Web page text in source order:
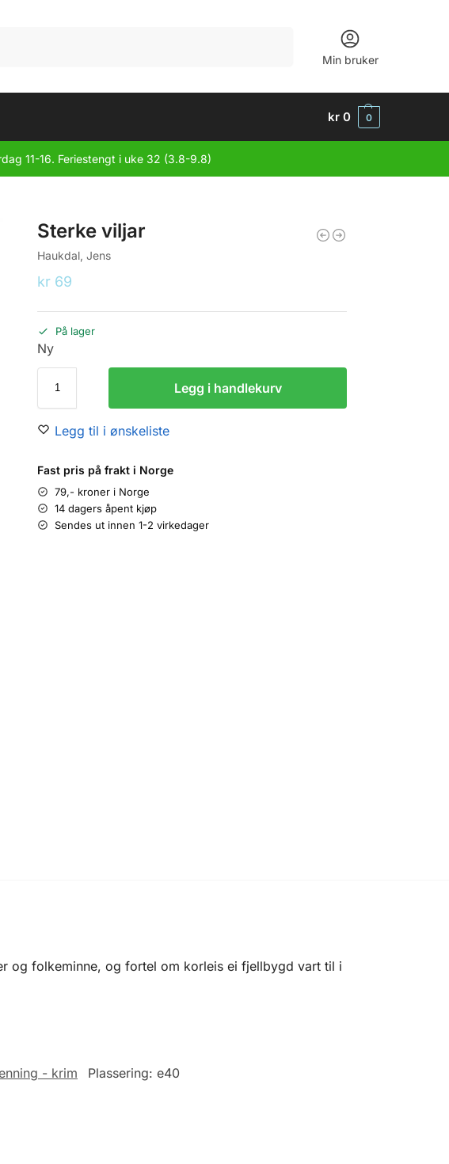
Min bruker
kr 0 0
11-16. Feriestengt i uke 32 (3.8-9.8)
Sterke viljar
Haukdal, Jens
kr 69
På lager
Ny
Legg i handlekurv
Legg til i ønskeliste
Fast pris på frakt i Norge
79,- kroner i Norge
14 dagers åpent kjøp
Sendes ut innen 1-2 virkedager
og folkeminne, og fortel om korleis ei fjellbygd vart til i
- krim Plassering: e40